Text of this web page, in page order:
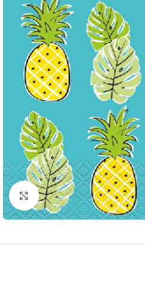
Click to enlarge